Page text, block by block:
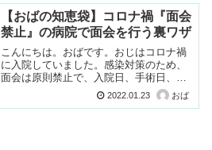
【おばの知恵袋】コロナ禍『面会
禁止』の病院で面会を行う裏ワザ
こんにちは。おばです。おじはコロナ禍
に入院していました。感染対策のため、
面会は原則禁止で、入院日、手術日、退
院日の付き添い以外、基本的には面会で
きませんでした。おば入院中、2週間もお
2022.01.23 おば